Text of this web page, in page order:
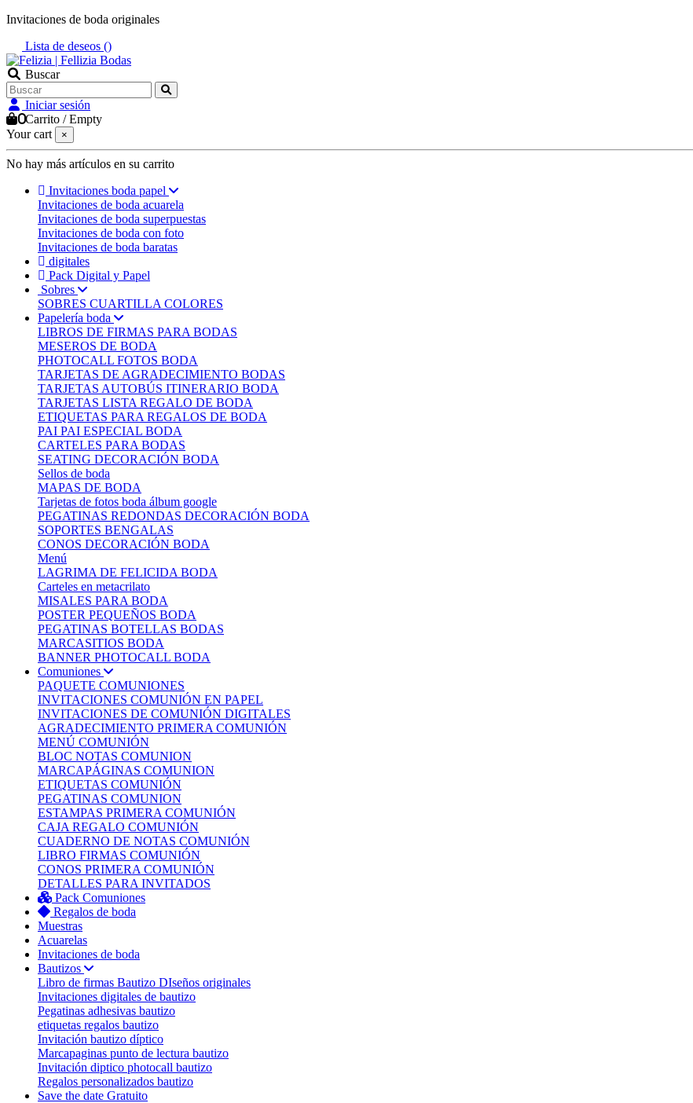
Invitaciones de boda originales
Lista de deseos ()
Buscar
Iniciar sesión
0Carrito /Empty
Your cart
×
No hay más artículos en su carrito
Invitaciones boda papel
Invitaciones de boda acuarela
Invitaciones de boda superpuestas
Invitaciones de boda con foto
Invitaciones de boda baratas
digitales
Pack Digital y Papel
Sobres
SOBRES CUARTILLA COLORES
Papelería boda
LIBROS DE FIRMAS PARA BODAS
MESEROS DE BODA
PHOTOCALL FOTOS BODA
TARJETAS DE AGRADECIMIENTO BODAS
TARJETAS AUTOBÚS ITINERARIO BODA
TARJETAS LISTA REGALO DE BODA
ETIQUETAS PARA REGALOS DE BODA
PAI PAI ESPECIAL BODA
CARTELES PARA BODAS
SEATING DECORACIÓN BODA
Sellos de boda
MAPAS DE BODA
Tarjetas de fotos boda álbum google
PEGATINAS REDONDAS DECORACIÓN BODA
SOPORTES BENGALAS
CONOS DECORACIÓN BODA
Menú
LAGRIMA DE FELICIDA BODA
Carteles en metacrilato
MISALES PARA BODA
POSTER PEQUEÑOS BODA
PEGATINAS BOTELLAS BODAS
MARCASITIOS BODA
BANNER PHOTOCALL BODA
Comuniones
PAQUETE COMUNIONES
INVITACIONES COMUNIÓN EN PAPEL
INVITACIONES DE COMUNIÓN DIGITALES
AGRADECIMIENTO PRIMERA COMUNIÓN
MENÚ COMUNIÓN
BLOC NOTAS COMUNION
MARCAPÁGINAS COMUNION
ETIQUETAS COMUNIÓN
PEGATINAS COMUNION
ESTAMPAS PRIMERA COMUNIÓN
CAJA REGALO COMUNIÓN
CUADERNO DE NOTAS COMUNIÓN
LIBRO FIRMAS COMUNIÓN
CONOS PRIMERA COMUNIÓN
DETALLES PARA INVITADOS
Pack Comuniones
Regalos de boda
Muestras
Acuarelas
Invitaciones de boda
Bautizos
Libro de firmas Bautizo DIseños originales
Invitaciones digitales de bautizo
Pegatinas adhesivas bautizo
etiquetas regalos bautizo
Invitación bautizo díptico
Marcapaginas punto de lectura bautizo
Invitación diptico photocall bautizo
Regalos personalizados bautizo
Save the date Gratuito